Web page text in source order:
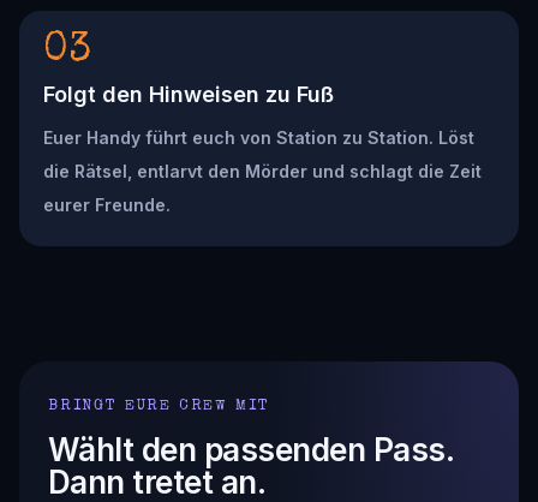
03
Folgt den Hinweisen zu Fuß
Euer Handy führt euch von Station zu Station. Löst
die Rätsel, entlarvt den Mörder und schlagt die Zeit
eurer Freunde.
BRINGT EURE CREW MIT
Wählt den passenden Pass.
Dann tretet an.